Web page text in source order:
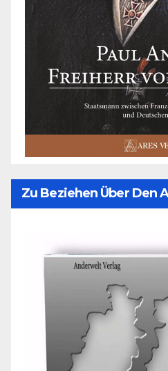
Zu Beziehen Über Den